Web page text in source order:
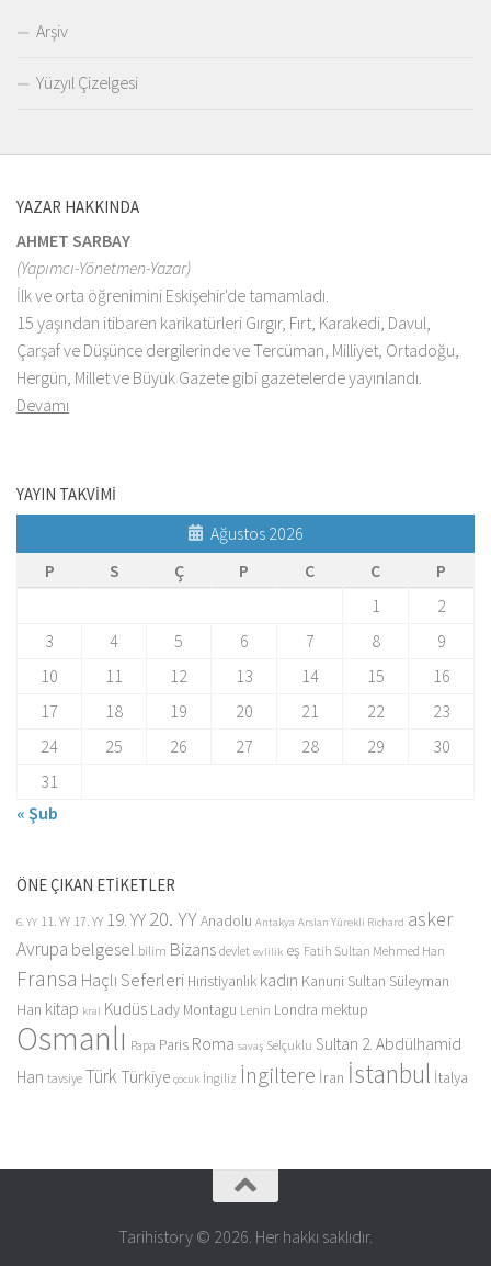
Arşiv
Yüzyıl Çizelgesi
YAZAR HAKKINDA
AHMET SARBAY
(Yapımcı-Yönetmen-Yazar)
İlk ve orta öğrenimini Eskişehir'de tamamladı.
15 yaşından itibaren karikatürleri Gırgır, Fırt, Karakedi, Davul,
Çarşaf ve Düşünce dergilerinde ve Tercüman, Milliyet, Ortadoğu,
Hergün, Millet ve Büyük Gazete gibi gazetelerde yayınlandı.
Devamı
YAYIN TAKVİMİ
Ağustos 2026
P
S Ç P C C
P
1
2
3
4 5 6 7 8
9
10
11 12 13 14 15
16
17
18 19 20 21 22
23
24
25 26 27 28 29
30
31
« Şub
ÖNE ÇIKAN ETİKETLER
6. YY 11. YY 17. YY 19. YY20. YYAnadolu Antakya Arslan Yürekli Richard asker
Avrupa belgesel bilim Bizans devlet evlilik eş Fatih Sultan Mehmed Han
Fransa Haçlı Seferleri Hıristiyanlık kadın Kanuni Sultan Süleyman
Han kitap kral Kudüs Lady Montagu Lenin Londra mektup
Osmanlı Papa Paris Roma savaş Selçuklu Sultan 2. Abdülhamid
Han tavsiye Türk Türkiye çocuk İngiliz İngiltere İran İstanbul İtalya
Tarihistory © 2026. Her hakkı saklıdır.